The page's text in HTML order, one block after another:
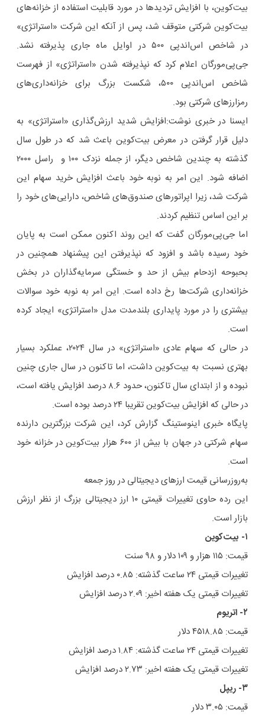
بیت‌کوین، با افزایش تردیدها در مورد قابلیت استفاده از خزانه‌های
بیت‌کوین شرکتی متوقف شد، پس از آنکه این شرکت «استراتژی»
در شاخص اس‌اندپی ۵۰۰ در اوایل ماه جاری پذیرفته نشد.
جی‌پی‌مورگان اعلام کرد که نپذیرفته شدن «استراتژی» از فهرست
شاخص اس‌اندپی ۵۰۰، شکست بزرگ برای خزانه‌داری‌های
رمزارزهای شرکتی بود.
ایسنا در خبری نوشت:افزایش شدید ارزش‌گذاری «استراتژی» به
دلیل قرار گرفتن در معرض بیت‌کوین باعث شد که در طول سال
گذشته به چندین شاخص دیگر، از جمله نزدک ۱۰۰ و راسل ۲۰۰۰
اضافه شود. این امر به نوبه خود باعث افزایش خرید سهام این
شرکت شد، زیرا اپراتورهای صندوق‌های شاخص، دارایی‌های خود را
بر این اساس تنظیم کردند.
اما جی‌پی‌مورگان گفت که این روند اکنون ممکن است به پایان
خود رسیده باشد و افزود که نپذیرفتن این پیشنهاد همچنین در
بحبوحه ازدحام بیش از حد و خستگی سرمایه‌گذاران در بخش
خزانه‌داری شرکت‌ها رخ داده است. این امر به نوبه خود سوالات
بیشتری را در مورد پایداری بلندمدت مدل «استراتژی» ایجاد کرده
است.
در حالی که سهام عادی «استراتژی» در سال ۲۰۲۴، عملکرد بسیار
بهتری نسبت به بیت‌کوین داشت، اما تاکنون در سال جاری چنین
نبوده و از ابتدای سال تاکنون، حدود ۸.۶ درصد افزایش یافته است،
در حالی که افزایش بیت‌کوین تقریبا ۲۴ درصد بوده است.
پایگاه خبری اینوستینگ گزارش کرد، این شرکت بزرگترین دارنده
سهام شرکتی در جهان با بیش از ۶۰۰ هزار بیت‌کوین در خزانه خود
است.
به‌روزرسانی قیمت ارزهای دیجیتالی در روز جمعه
این رده حاوی تغییرات قیمتی ۱۰ ارز دیجیتالی بزرگ از نظر ارزش
بازار است.
۱- بیت‌کوین
قیمت: ۱۱۵ هزار و ۱۰۹ دلار و ۹۸ سنت
تغییرات قیمتی ۲۴ ساعت گذشته: ۰.۸۵ درصد افزایش
تغییرات قیمتی یک هفته اخیر: ۲.۰۹ درصد افزایش
۲- اتریوم
قیمت: ۴۵۱۸.۸۵ دلار
تغییرات قیمتی ۲۴ ساعت گذشته: ۱.۸۴ درصد افزایش
تغییرات قیمتی یک هفته اخیر: ۲.۷۳ درصد افزایش
۳- ریپل
قیمت: ۳.۰۵ دلار